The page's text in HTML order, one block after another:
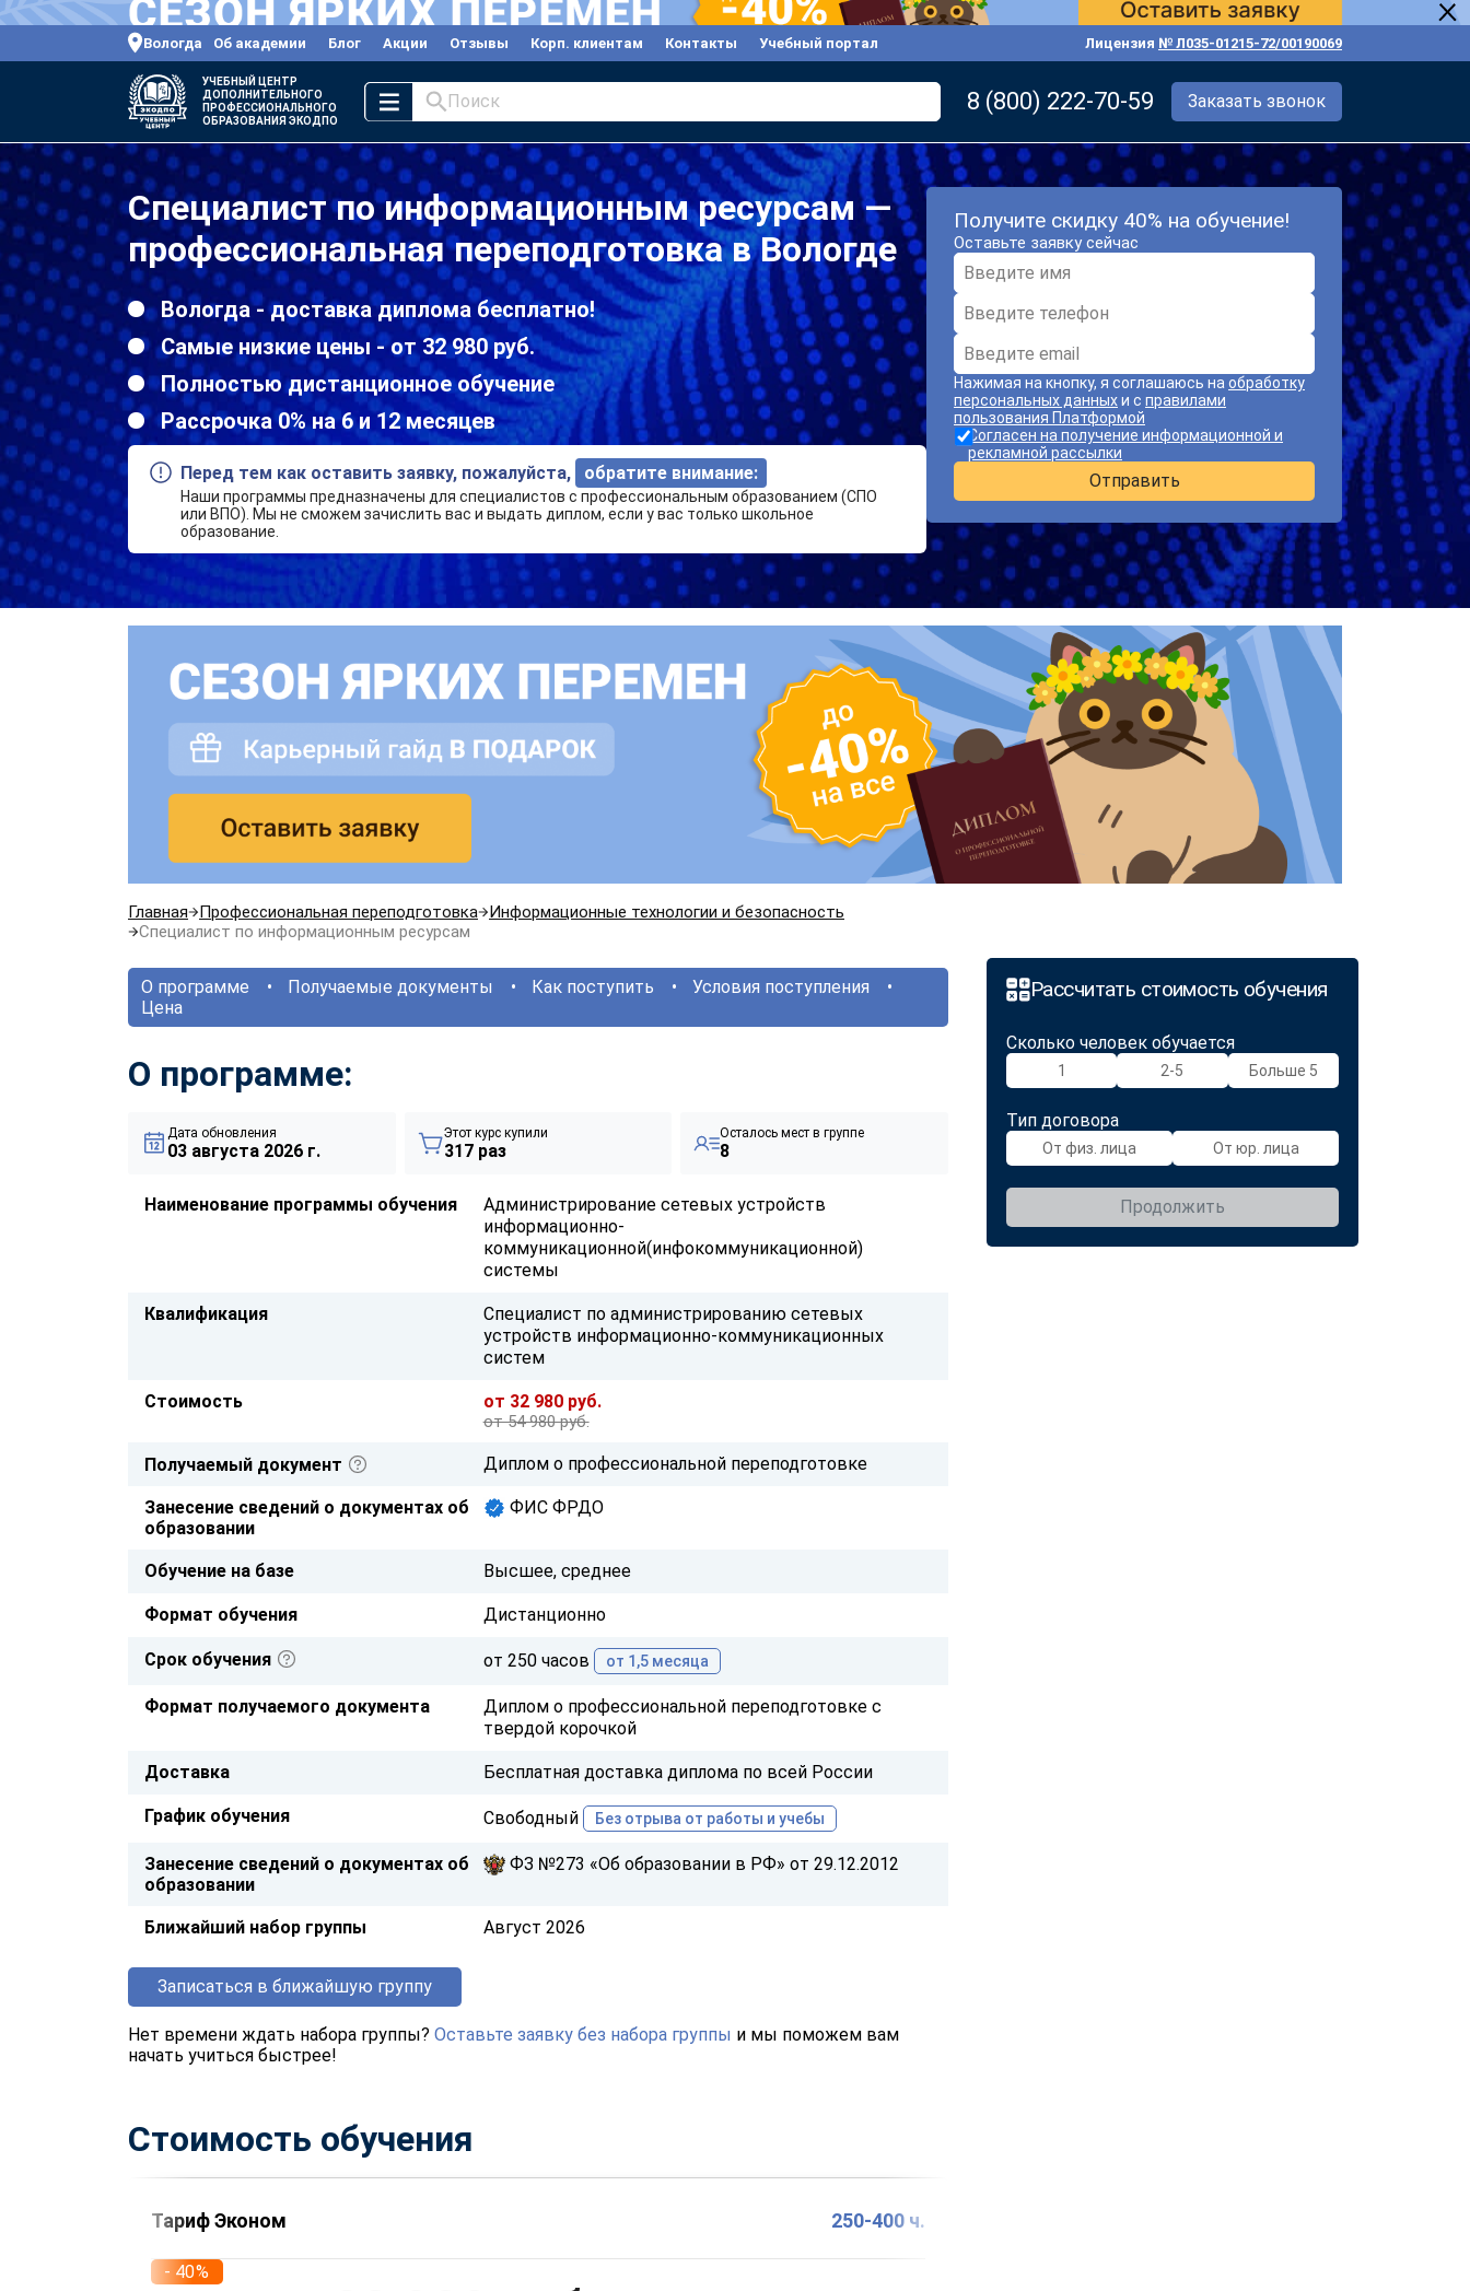
Вологда Об академии Блог Акции Отзывы Корп. клиентам Контакты Учебный портал Лицензия № Л035-01215-72/00190069
УЧЕБНЫЙ ЦЕНТР
ДОПОЛНИТЕЛЬНОГО
ПРОФЕССИОНАЛЬНОГО
ОБРАЗОВАНИЯ ЭКОДПО
Поиск 8 (800) 222-70-59 Заказать звонок
Специалист по информационным ресурсам —
профессиональная переподготовка в Вологде
Вологда - доставка диплома бесплатно!
Самые низкие цены - от 32 980 руб.
Полностью дистанционное обучение
Рассрочка 0% на 6 и 12 месяцев
Перед тем как оставить заявку, пожалуйста, обратите внимание:
Наши программы предназначены для специалистов с профессиональным образованием (СПО
или ВПО). Мы не сможем зачислить вас и выдать диплом, если у вас только школьное
образование.
Получите скидку 40% на обучение!
Оставьте заявку сейчас
Нажимая на кнопку, я соглашаюсь на обработку
персональных данныхи с правилами
пользования Платформой
Согласен на получение информационной и
рекламной рассылки
Отправить
Главная Профессиональная переподготовка
Информационные технологии и безопасность
Специалист по информационным ресурсам
Рассчитать стоимость обучения
Сколько человек обучается
1 2-5 Больше 5
Тип договора
От физ. лица От юр. лица
Продолжить
О программе Получаемые документы Как поступить
Условия поступления
Цена
О программе:
Дата обновления
03 августа 2026 г.
Этот курс купили
317 раз
Осталось мест в группе
8
Наименование программы обучения
Администрирование сетевых устройств
информационно-
коммуникационной(инфокоммуникационной)
системы
Квалификация
Специалист по администрированию сетевых
устройств информационно-коммуникационных
систем
Стоимость от 32 980 руб.
от 54 980 руб.
Получаемый документ Диплом о профессиональной переподготовке
Занесение сведений о документах об
образовании
ФИС ФРДО
Обучение на базе Высшее, среднее
Формат обучения Дистанционно
Срок обучения от 250 часов от 1,5 месяца
Формат получаемого документа
Диплом о профессиональной переподготовке с
твердой корочкой
Доставка Бесплатная доставка диплома по всей России
График обучения Свободный Без отрыва от работы и учебы
Занесение сведений о документах об
образовании
ФЗ №273 «Об образовании в РФ» от 29.12.2012
Ближайший набор группы Август 2026
Записаться в ближайшую группу
Нет времени ждать набора группы? Оставьте заявку без набора группы и мы поможем вам
начать учиться быстрее!
Стоимость обучения
Тариф Эконом 250-400 ч.
- 40%